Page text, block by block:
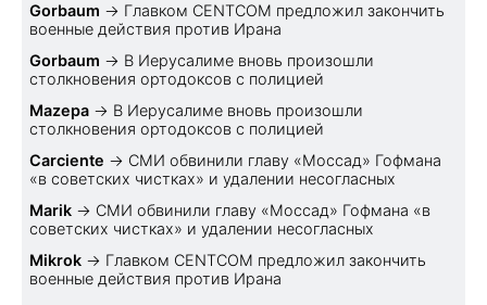
Gorbaum → Главком CENTCOM предложил закончить
военные действия против Ирана
Gorbaum → В Иерусалиме вновь произошли
столкновения ортодоксов с полицией
Mazepa → В Иерусалиме вновь произошли
столкновения ортодоксов с полицией
Carciente → СМИ обвинили главу «Моссад» Гофмана
«в советских чистках» и удалении несогласных
Marik → СМИ обвинили главу «Моссад» Гофмана «в
советских чистках» и удалении несогласных
Mikrok → Главком CENTCOM предложил закончить
военные действия против Ирана